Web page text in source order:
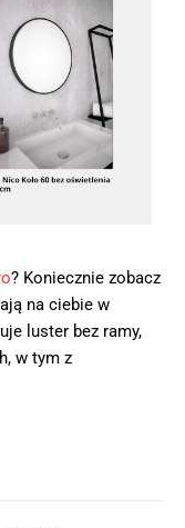
? Koniecznie zobacz
na ciebie w
luster bez ramy,
w tym z